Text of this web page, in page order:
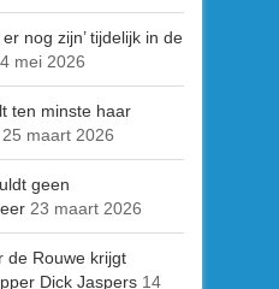
nog zijn’ tijdelijk in de
4 mei 2026
ten minste haar
25 maart 2026
geen
23 maart 2026
de Rouwe krijgt
Dick Jaspers 14